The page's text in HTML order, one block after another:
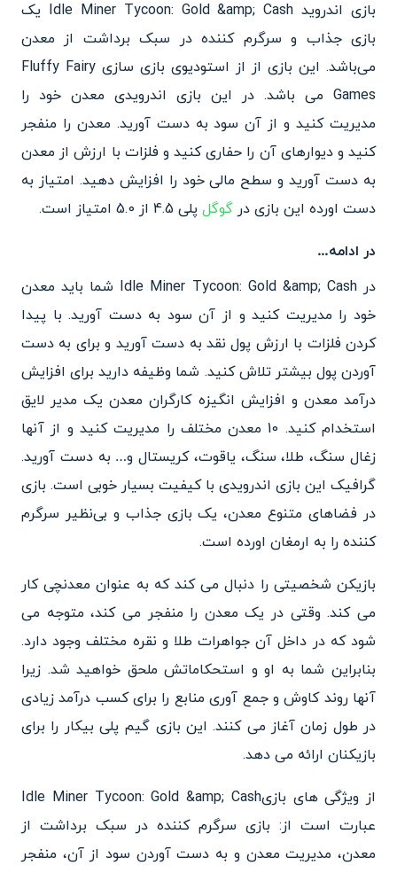
بازی اندروید Idle Miner Tycoon: Gold &amp; Cash یک
بازی جذاب و سرگرم کننده در سبک برداشت از معدن
می‌باشد. این بازی از از استودیوی بازی سازی Fluffy Fairy
Games می باشد. در این بازی اندرویدی معدن خود را
مدیریت کنید و از آن سود به دست آورید. معدن را منفجر
کنید و دیوارهای آن را حفاری کنید و فلزات با ارزش از معدن
به دست آورید و سطح مالی خود را افزایش دهید. امتیاز به
دست اورده این بازی در گوگل پلی 4.5 از 5.0 امتیاز است.
در ادامه…
در Idle Miner Tycoon: Gold &amp; Cash شما باید معدن
خود را مدیریت کنید و از آن سود به دست آورید. با پیدا
کردن فلزات با ارزش پول نقد به دست آورید و برای به دست
آوردن پول بیشتر تلاش کنید. ‏شما وظیفه دارید برای افزایش
درآمد معدن و افزایش انگیزه کارگران معدن یک مدیر لایق
استخدام کنید. 10 معدن مختلف را مدیریت کنید و از آنها
زغال سنگ، طلا، سنگ، یاقوت، کریستال و… به دست آورید.
گرافیک این بازی اندرویدی با کیفیت بسیار خوبی است. بازی
در فضاهای متنوع معدن، یک بازی جذاب و بی‌نظیر سرگرم
کننده را به ارمغان اورده است.
بازیکن شخصیتی را دنبال می کند که به عنوان معدنچی کار
می کند. وقتی در یک معدن را منفجر می کند، متوجه می
شود که در داخل آن جواهرات طلا و نقره مختلف وجود دارد.
بنابراین شما به او و استحکاماتش ملحق خواهید شد. زیرا
آنها روند کاوش و جمع آوری منابع را برای کسب درآمد زیادی
در طول زمان آغاز می کنند. این بازی گیم پلی بیکار را برای
بازیکنان ارائه می دهد.
از ویژگی های بازیIdle Miner Tycoon: Gold &amp; Cash
عبارت است از: بازی سرگرم کننده در سبک برداشت از
معدن، مدیریت معدن و به دست آوردن سود از آن، منفجر